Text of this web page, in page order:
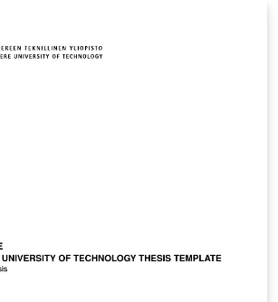
characters, especially with lstlisting
characters.